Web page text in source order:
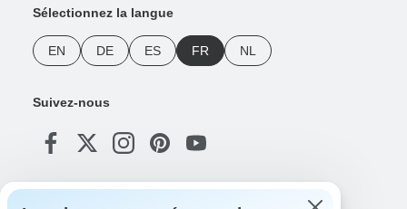
Sélectionnez la langue
EN DE ES FR NL
Suivez-nous